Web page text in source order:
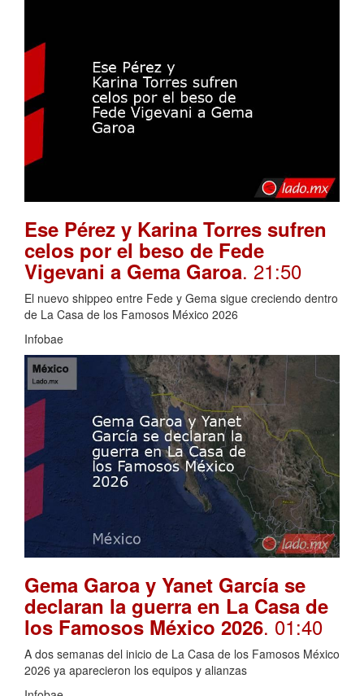
Ese Pérez y Karina Torres sufren
celos por el beso de Fede
Vigevani a Gema Garoa. 21:50
El nuevo shippeo entre Fede y Gema sigue creciendo dentro
de La Casa de los Famosos México 2026
Infobae
Gema Garoa y Yanet García se
declaran la guerra en La Casa de
los Famosos México 2026. 01:40
A dos semanas del inicio de La Casa de los Famosos México
2026 ya aparecieron los equipos y alianzas